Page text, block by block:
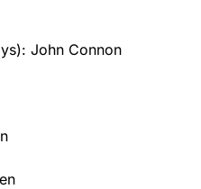
John Connon